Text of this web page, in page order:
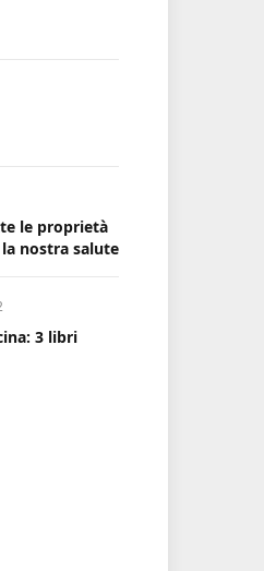
le proprietà
nostra salute
3 libri